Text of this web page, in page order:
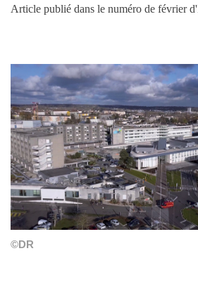
Article publié dans le numéro de février
©DR